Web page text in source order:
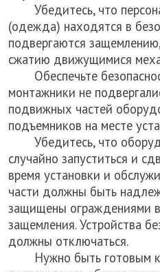
Убедитесь, что
(одежда) находятся в
подвергаются
сжатию движущимися
Обеспечьте
монтажники не
подвижных частей
подъемников на месте
Убедитесь, что
случайно запуститься и
время установки и
части должны быть
защищены ограждениями
защемления. Устройства
должны отключаться.
Нужно быть готовым